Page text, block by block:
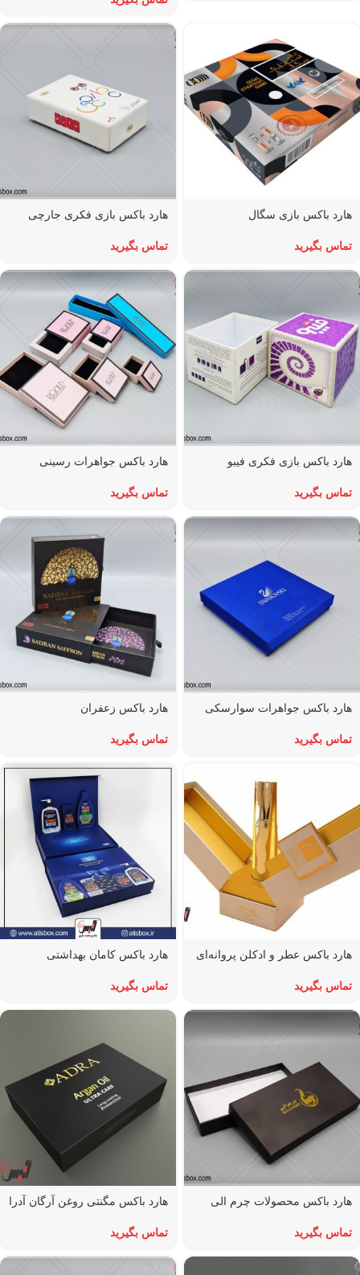
هارد باکس بازی سگال
تماس بگیرید
هارد باکس بازی فکری جارچی
تماس بگیرید
هارد باکس بازی فکری فیبو
تماس بگیرید
هارد باکس جواهرات رسینی
تماس بگیرید
هارد باکس جواهرات سوارسکی
تماس بگیرید
هارد باکس زعفران
تماس بگیرید
هارد باکس عطر و ادکلن پروانه‌ای
تماس بگیرید
هارد باکس کامان بهداشتی
تماس بگیرید
هارد باکس محصولات چرم الی
تماس بگیرید
هارد باکس مگنتی روغن آرگان آدرا
تماس بگیرید